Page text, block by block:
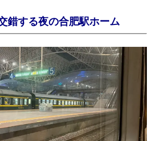
錯する夜の合肥駅ホーム